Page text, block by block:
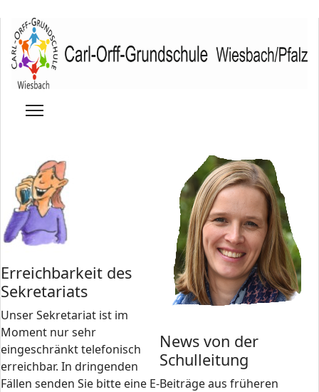
Erreichbarkeit des
Sekretariats
Unser Sekretariat ist im
Moment nur sehr
eingeschränkt telefonisch
erreichbar. In dringenden
Fällen senden Sie bitte eine E-
News von der
Schulleitung
Beiträge aus früheren